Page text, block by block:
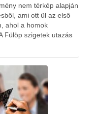
nem térkép alapján
ami ott ül az első
ahol a homok
Fülöp szigetek utazás